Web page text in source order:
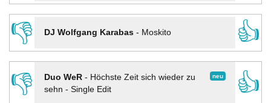
👎
DJ Wolfgang Karabas- Moskito
👍
👎
neu
Duo WeR- Höchste Zeit sich wieder zu
sehn - Single Edit
👍